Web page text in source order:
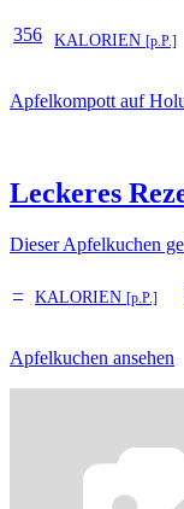
356 KALORIEN [p.P.]
Apfelkompott auf
Leckeres
Dieser Apfelkuchen
– KALORIEN [p.P.]
Apfelkuchen ansehen